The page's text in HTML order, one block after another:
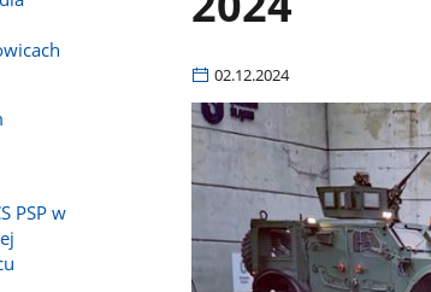
PSP w
02.12.2024